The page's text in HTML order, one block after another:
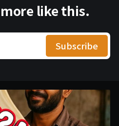
like this.
Subscribe